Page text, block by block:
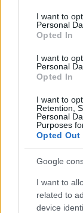
consent section.
I want to
Personal
Opted In
I want to
Personal
Opted In
I want to
Retention,
Personal
Purposes
Opted Out
Google
I want to
related to
device
Continua
EDUCAZIONE E